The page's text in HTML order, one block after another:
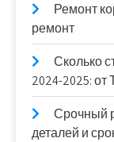
Ремонт
ремонт
Сколько
2024-2025: от
Срочный
деталей и